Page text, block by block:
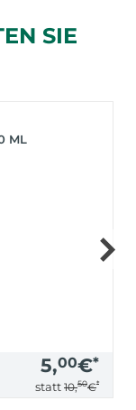
SIE
ML
5,00€*
statt 10,50€*